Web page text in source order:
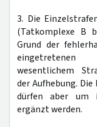
3. Die
(Tatkomplexe B
Grund der
eingetretenen
wesentlichem
der Aufhebung.
dürfen aber um
ergänzt werden.